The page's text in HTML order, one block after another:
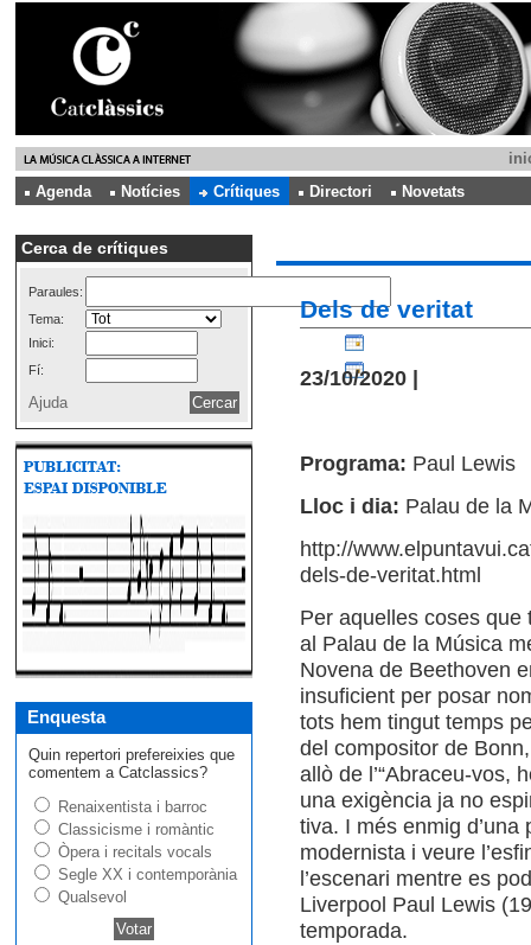
Agenda
Notícies Crítiques Directori Novetats
Cerca de crítiques
Paraules:
Tema:
Inici:
Fí:
Ajuda
Enquesta
Quin repertori prefereixies que
comentem a Catclassics?
Renaixentista i barroc
Classicisme i romàntic
Òpera i recitals vocals
Segle XX i contemporània
Qualsevol
Dels de veritat
23/10/2020 |
Programa: Paul Lewis
Lloc i dia: Palau de la
http://
dels-de-veritat.html
Per aque­lles coses que
al Palau de la Música
Novena de Beet­ho­ven
insu­fi­ci­ent per posar
tots hem tin­gut temps
del com­po­si­tor de
allò de l’“Abra­ceu-vos,
una exigència ja no
tiva. I més enmig d’una
moder­nista i veure
l’esce­nari men­tre es
Liver­pool Paul Lewis
tem­po­rada.